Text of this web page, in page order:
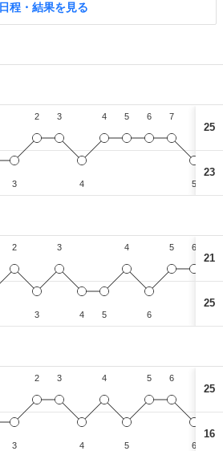
日程・結果を見る
2 3 4 5 6 7
3 4 5
25
23
2 3 4 5 6
3 4 5 6
21
25
2 3 4 5 6
3 4 5 6
25
16